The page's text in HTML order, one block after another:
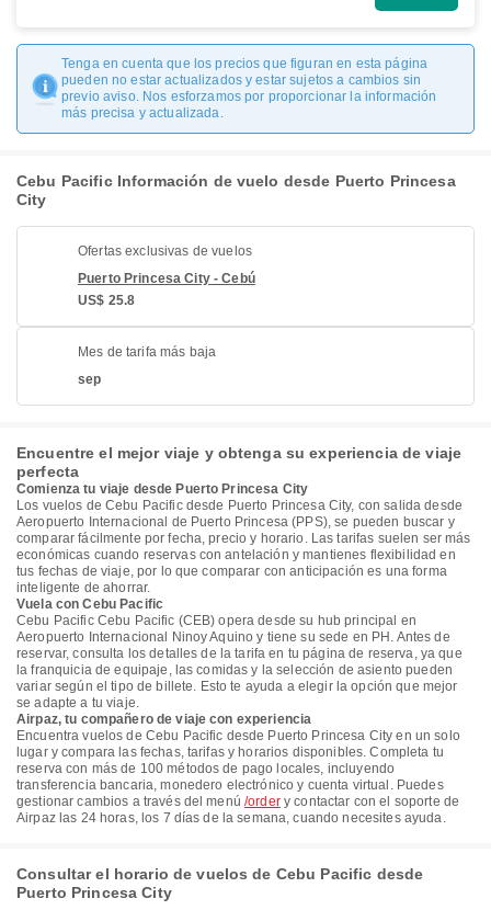
Tenga en cuenta que los precios que figuran en esta página
pueden no estar actualizados y estar sujetos a cambios sin
previo aviso. Nos esforzamos por proporcionar la información
más precisa y actualizada.
Cebu Pacific Información de vuelo desde Puerto Princesa
City
Ofertas exclusivas de vuelos
Puerto Princesa City - Cebú
US$ 25.8
Mes de tarifa más baja
sep
Encuentre el mejor viaje y obtenga su experiencia de viaje
perfecta
Comienza tu viaje desde Puerto Princesa City
Los vuelos de Cebu Pacific desde Puerto Princesa City, con salida desde
Aeropuerto Internacional de Puerto Princesa (PPS), se pueden buscar y
comparar fácilmente por fecha, precio y horario. Las tarifas suelen ser más
económicas cuando reservas con antelación y mantienes flexibilidad en
tus fechas de viaje, por lo que comparar con anticipación es una forma
inteligente de ahorrar.
Vuela con Cebu Pacific
Cebu Pacific Cebu Pacific (CEB) opera desde su hub principal en
Aeropuerto Internacional Ninoy Aquino y tiene su sede en PH. Antes de
reservar, consulta los detalles de la tarifa en tu página de reserva, ya que
la franquicia de equipaje, las comidas y la selección de asiento pueden
variar según el tipo de billete. Esto te ayuda a elegir la opción que mejor
se adapte a tu viaje.
Airpaz, tu compañero de viaje con experiencia
Encuentra vuelos de Cebu Pacific desde Puerto Princesa City en un solo
lugar y compara las fechas, tarifas y horarios disponibles. Completa tu
reserva con más de 100 métodos de pago locales, incluyendo
transferencia bancaria, monedero electrónico y cuenta virtual. Puedes
gestionar cambios a través del menú/ordery contactar con el soporte de
Airpaz las 24 horas, los 7 días de la semana, cuando necesites ayuda.
Consultar el horario de vuelos de Cebu Pacific desde
Puerto Princesa City